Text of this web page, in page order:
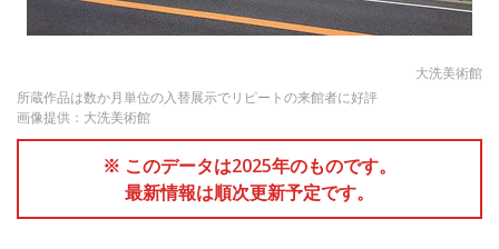
大洗美術館
所蔵作品は数か月単位の入替展示でリピートの来館者に好評
画像提供：大洗美術館
※ このデータは2025年のものです。
最新情報は順次更新予定です。